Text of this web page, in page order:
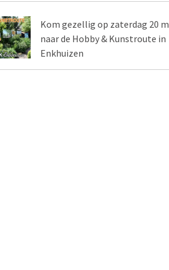
Kom gezellig op zaterdag 20
naar de Hobby & Kunstroute in
Enkhuizen